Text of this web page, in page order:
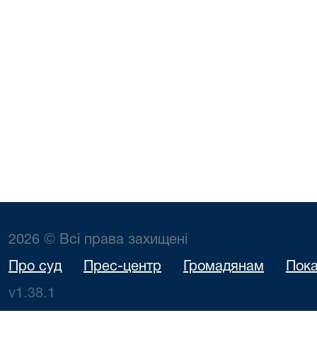
2026 © Всі права захищені
Про суд Прес-центр Громадянам
v1.38.1